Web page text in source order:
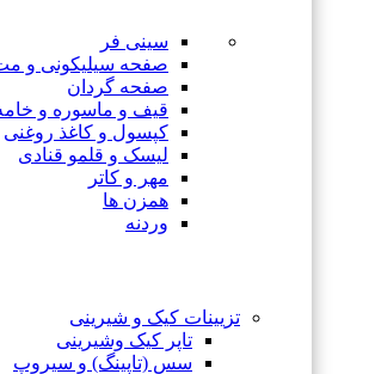
سینی فر
صفحه سیلیکونی و
صفحه گردان
قیف و ماسوره و
کپسول و کاغذ روغنی
لیسک و قلمو قنادی
مهر و کاتر
همزن ها
وردنه
تزیینات کیک و شیرینی
تاپر کیک وشیرینی
سس (تاپینگ) و سیروپ